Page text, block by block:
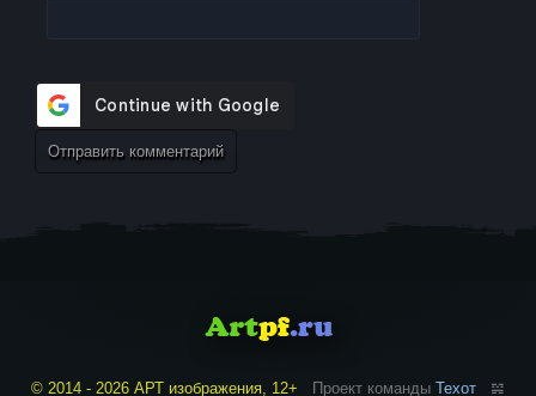
© 2014 - 2026 АРТ изображения, 12+ Проект команды Техот 𝌴